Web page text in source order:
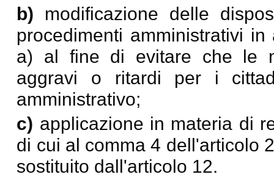
b) modificazione delle
procedimenti amministrativi
a) al fine di evitare che le
aggravi o ritardi per i
amministrativo;
c) applicazione in materia di
di cui al comma 4 dell'articolo
sostituito dall'articolo 12.